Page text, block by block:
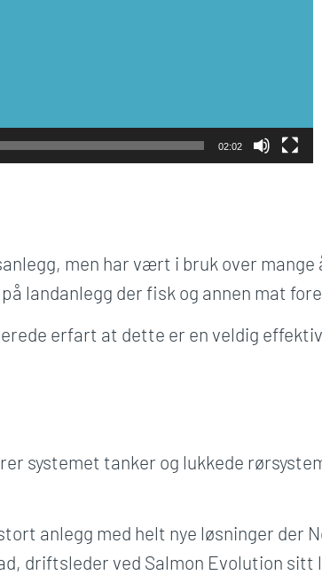
02:02
men har vært i bruk over
landanlegg der fisk og annen mat
erfart at dette er en veldig
systemet tanker og lukkede
anlegg med helt nye løsninger der
driftsleder ved Salmon Evolution